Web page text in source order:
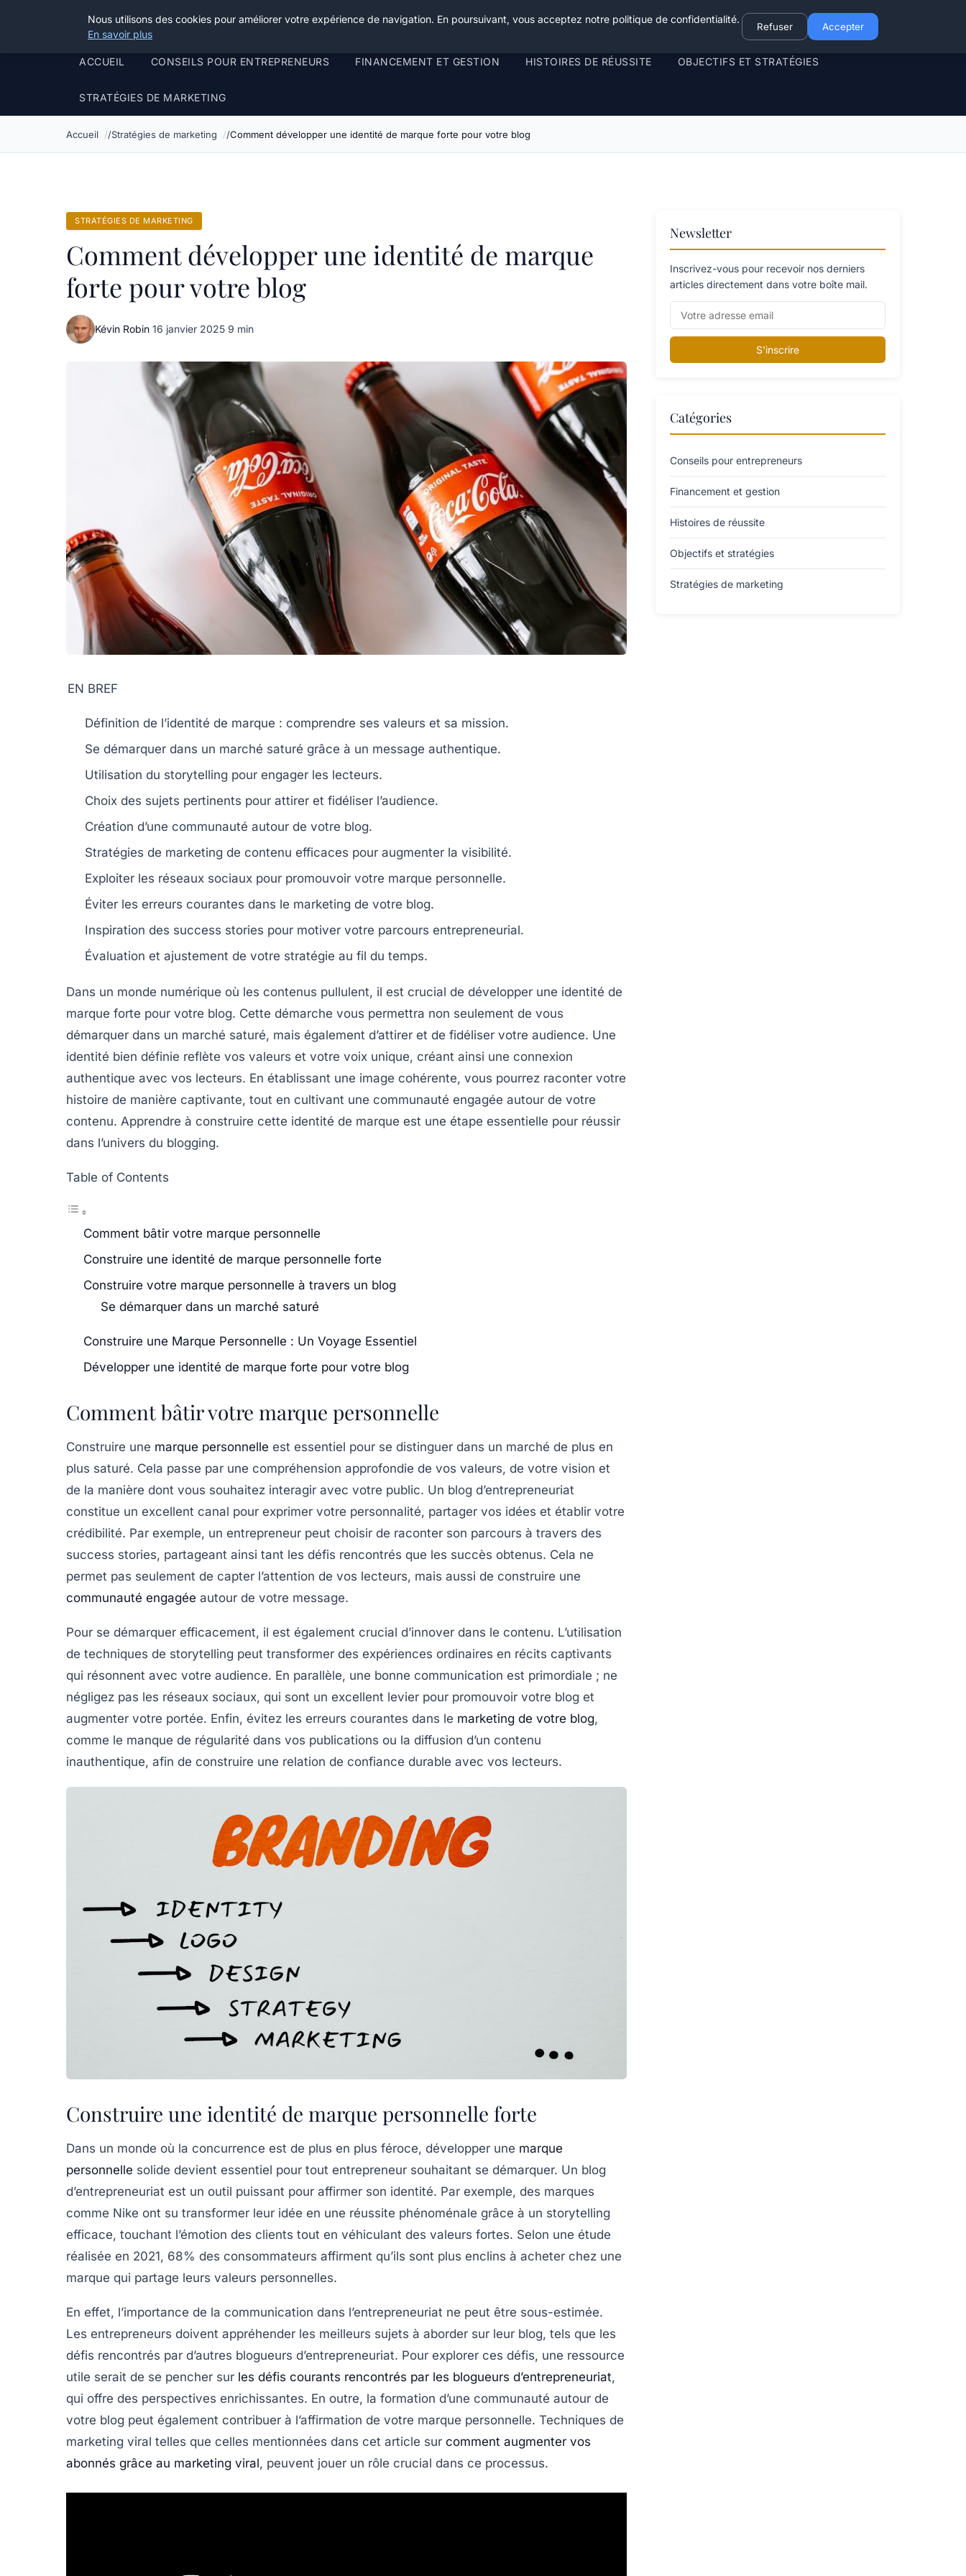
Henry Panky
ACCUEIL CONSEILS POUR ENTREPRENEURS FINANCEMENT ET GESTION HISTOIRES DE RÉUSSITE OBJECTIFS ET STRATÉGIES
STRATÉGIES DE MARKETING
Accueil Stratégies de marketing Comment développer une identité de marque forte pour votre blog
STRATÉGIES DE MARKETING
Comment développer une identité de marque
forte pour votre blog
Kévin Robin·16 janvier 2025·9 min
EN BREF
Définition de l’identité de marque : comprendre ses valeurs et sa mission.
Se démarquer dans un marché saturé grâce à un message authentique.
Utilisation du storytelling pour engager les lecteurs.
Choix des sujets pertinents pour attirer et fidéliser l’audience.
Création d’une communauté autour de votre blog.
Stratégies de marketing de contenu efficaces pour augmenter la visibilité.
Exploiter les réseaux sociaux pour promouvoir votre marque personnelle.
Éviter les erreurs courantes dans le marketing de votre blog.
Inspiration des success stories pour motiver votre parcours entrepreneurial.
Évaluation et ajustement de votre stratégie au fil du temps.
Dans un monde numérique où les contenus pullulent, il est crucial de développer une identité de
marque forte pour votre blog. Cette démarche vous permettra non seulement de vous
démarquer dans un marché saturé, mais également d’attirer et de fidéliser votre audience. Une
identité bien définie reflète vos valeurs et votre voix unique, créant ainsi une connexion
authentique avec vos lecteurs. En établissant une image cohérente, vous pourrez raconter votre
histoire de manière captivante, tout en cultivant une communauté engagée autour de votre
contenu. Apprendre à construire cette identité de marque est une étape essentielle pour réussir
dans l’univers du blogging.
Table of Contents
Comment bâtir votre marque personnelle
Construire une identité de marque personnelle forte
Construire votre marque personnelle à travers un blog
Se démarquer dans un marché saturé
Construire une Marque Personnelle : Un Voyage Essentiel
Développer une identité de marque forte pour votre blog
Comment bâtir votre marque personnelle
Construire une marque personnelle est essentiel pour se distinguer dans un marché de plus en
plus saturé. Cela passe par une compréhension approfondie de vos valeurs, de votre vision et
de la manière dont vous souhaitez interagir avec votre public. Un blog d’entrepreneuriat
constitue un excellent canal pour exprimer votre personnalité, partager vos idées et établir votre
crédibilité. Par exemple, un entrepreneur peut choisir de raconter son parcours à travers des
success stories, partageant ainsi tant les défis rencontrés que les succès obtenus. Cela ne
permet pas seulement de capter l’attention de vos lecteurs, mais aussi de construire une
communauté engagée autour de votre message.
Pour se démarquer efficacement, il est également crucial d’innover dans le contenu. L’utilisation
de techniques de storytelling peut transformer des expériences ordinaires en récits captivants
qui résonnent avec votre audience. En parallèle, une bonne communication est primordiale ; ne
négligez pas les réseaux sociaux, qui sont un excellent levier pour promouvoir votre blog et
augmenter votre portée. Enfin, évitez les erreurs courantes dans le marketing de votre blog,
comme le manque de régularité dans vos publications ou la diffusion d’un contenu
inauthentique, afin de construire une relation de confiance durable avec vos lecteurs.
Construire une identité de marque personnelle forte
Dans un monde où la concurrence est de plus en plus féroce, développer une marque
personnelle solide devient essentiel pour tout entrepreneur souhaitant se démarquer. Un blog
d’entrepreneuriat est un outil puissant pour affirmer son identité. Par exemple, des marques
comme Nike ont su transformer leur idée en une réussite phénoménale grâce à un storytelling
efficace, touchant l’émotion des clients tout en véhiculant des valeurs fortes. Selon une étude
réalisée en 2021, 68% des consommateurs affirment qu’ils sont plus enclins à acheter chez une
marque qui partage leurs valeurs personnelles.
En effet, l’importance de la communication dans l’entrepreneuriat ne peut être sous-estimée.
Les entrepreneurs doivent appréhender les meilleurs sujets à aborder sur leur blog, tels que les
défis rencontrés par d’autres blogueurs d’entrepreneuriat. Pour explorer ces défis, une ressource
utile serait de se pencher sur les défis courants rencontrés par les blogueurs d’entrepreneuriat,
qui offre des perspectives enrichissantes. En outre, la formation d’une communauté autour de
votre blog peut également contribuer à l’affirmation de votre marque personnelle. Techniques de
marketing viral telles que celles mentionnées dans cet article sur comment augmenter vos
abonnés grâce au marketing viral, peuvent jouer un rôle crucial dans ce processus.
Newsletter
Inscrivez-vous pour recevoir nos derniers
articles directement dans votre boîte mail.
S'inscrire
Catégories
Conseils pour entrepreneurs
Financement et gestion
Histoires de réussite
Objectifs et stratégies
Stratégies de marketing
Nous utilisons des cookies pour améliorer votre expérience de navigation. En poursuivant, vous acceptez notre politique de confidentialité.
En savoir plus
Refuser Accepter